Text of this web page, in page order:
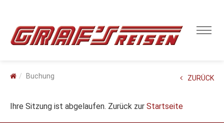
Buchung ZURÜCK
Ihre Sitzung ist abgelaufen. Zurück zur Startseite